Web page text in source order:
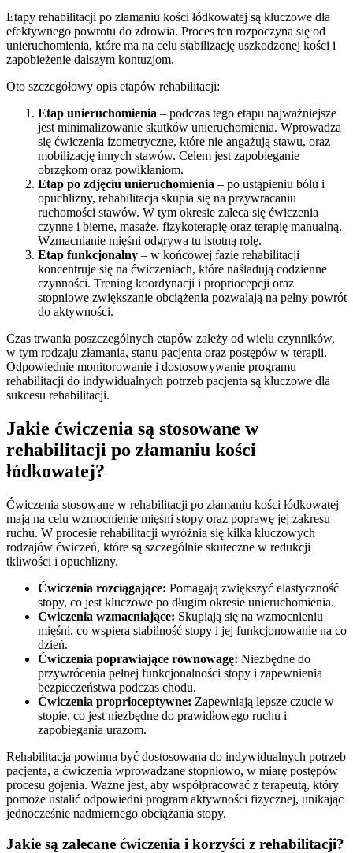
Etapy rehabilitacji po złamaniu kości łódkowatej są kluczowe dla
efektywnego powrotu do zdrowia. Proces ten rozpoczyna się od
unieruchomienia, które ma na celu stabilizację uszkodzonej kości i
zapobieżenie dalszym kontuzjom.
Oto szczegółowy opis etapów rehabilitacji:
Etap unieruchomienia – podczas tego etapu najważniejsze
jest minimalizowanie skutków unieruchomienia. Wprowadza
się ćwiczenia izometryczne, które nie angażują stawu, oraz
mobilizację innych stawów. Celem jest zapobieganie
obrzękom oraz powikłaniom.
Etap po zdjęciu unieruchomienia – po ustąpieniu bólu i
opuchlizny, rehabilitacja skupia się na przywracaniu
ruchomości stawów. W tym okresie zaleca się ćwiczenia
czynne i bierne, masaże, fizykoterapię oraz terapię manualną.
Wzmacnianie mięśni odgrywa tu istotną rolę.
Etap funkcjonalny – w końcowej fazie rehabilitacji
koncentruje się na ćwiczeniach, które naśladują codzienne
czynności. Trening koordynacji i propriocepcji oraz
stopniowe zwiększanie obciążenia pozwalają na pełny powrót
do aktywności.
Czas trwania poszczególnych etapów zależy od wielu czynników,
w tym rodzaju złamania, stanu pacjenta oraz postępów w terapii.
Odpowiednie monitorowanie i dostosowywanie programu
rehabilitacji do indywidualnych potrzeb pacjenta są kluczowe dla
sukcesu rehabilitacji.
Jakie ćwiczenia są stosowane w
rehabilitacji po złamaniu kości
łódkowatej?
Ćwiczenia stosowane w rehabilitacji po złamaniu kości łódkowatej
mają na celu wzmocnienie mięśni stopy oraz poprawę jej zakresu
ruchu. W procesie rehabilitacji wyróżnia się kilka kluczowych
rodzajów ćwiczeń, które są szczególnie skuteczne w redukcji
tkliwości i opuchlizny.
Ćwiczenia rozciągające: Pomagają zwiększyć elastyczność
stopy, co jest kluczowe po długim okresie unieruchomienia.
Ćwiczenia wzmacniające: Skupiają się na wzmocnieniu
mięśni, co wspiera stabilność stopy i jej funkcjonowanie na co
dzień.
Ćwiczenia poprawiające równowagę: Niezbędne do
przywrócenia pełnej funkcjonalności stopy i zapewnienia
bezpieczeństwa podczas chodu.
Ćwiczenia proprioceptywne: Zapewniają lepsze czucie w
stopie, co jest niezbędne do prawidłowego ruchu i
zapobiegania urazom.
Rehabilitacja powinna być dostosowana do indywidualnych potrzeb
pacjenta, a ćwiczenia wprowadzane stopniowo, w miarę postępów
procesu gojenia. Ważne jest, aby współpracować z terapeutą, który
pomoże ustalić odpowiedni program aktywności fizycznej, unikając
jednocześnie nadmiernego obciążania stopy.
Jakie są zalecane ćwiczenia i korzyści z rehabilitacji?